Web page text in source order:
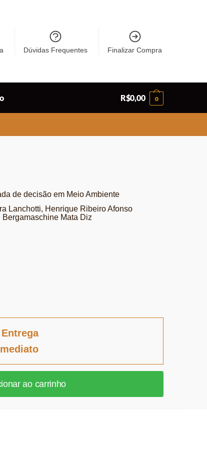
Dúvidas Frequentes Finalizar Compra
R$0,00 0
de decisão em Meio Ambiente
Lanchotti, Henrique Ribeiro Afonso
Mata Diz
ao carrinho